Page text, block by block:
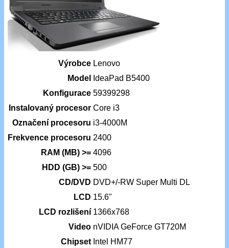
Výrobce Lenovo
Model
IdeaPad B5400
Konfigurace 59399298
Instalovaný procesor Core i3
Označení procesoru i3-4000M
Frekvence procesoru 2400
RAM (MB) >= 4096
HDD (GB) >= 500
CD/DVD DVD+/-RW Super Multi DL
LCD 15.6"
LCD rozlišení 1366x768
Video nVIDIA GeForce GT720M
Chipset Intel HM77